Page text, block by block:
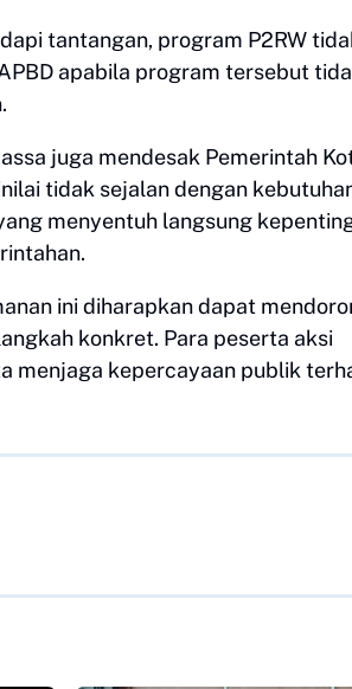
tantangan, program P2RW
apabila program tersebut
juga mendesak Pemerintah
tidak sejalan dengan
menyentuh langsung
ini diharapkan dapat
konkret. Para peserta aksi
menjaga kepercayaan publik